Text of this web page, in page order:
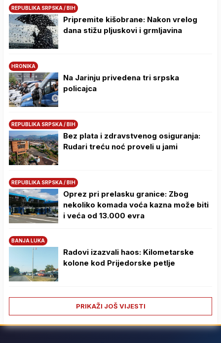
REPUBLIKA SRPSKA / BIH
Pripremite kišobrane: Nakon vrelog
dana stižu pljuskovi i grmljavina
HRONIKA
Na Јarinju privedena tri srpska
policajca
REPUBLIKA SRPSKA / BIH
Bez plata i zdravstvenog osiguranja:
Rudari treću noć proveli u jami
REPUBLIKA SRPSKA / BIH
Oprez pri prelasku granice: Zbog
nekoliko komada voća kazna može biti
i veća od 13.000 evra
BANJA LUKA
Radovi izazvali haos: Kilometarske
kolone kod Prijedorske petlje
PRIKAŽI JOŠ VIJESTI